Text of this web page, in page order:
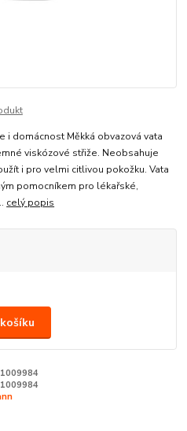
domácnost Měkká obvazová vata
viskózové střiže. Neobsahuje
i pro velmi citlivou pokožku. Vata
pomocníkem pro lékařské,
celý popis